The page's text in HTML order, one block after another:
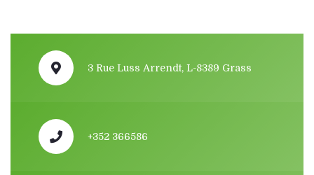
3 Rue Luss Arrendt, L-8389 Grass
+352 366586